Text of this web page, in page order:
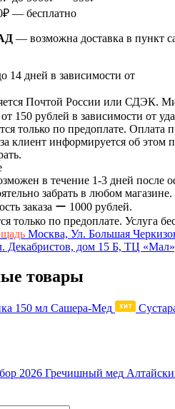
— бесплатно
— возможна доставка в пункт
14 дней в зависимости от
Почтой России или СДЭК.
150 рублей в зависимости от
только по предоплате. Оплата
клиент информируется об этом
в течение 1-3 дней после
забрать в любом
заказа ー 1000 рублей.
только по предоплате. Услуга
Москва, Ул. Большая
Декабристов, дом 15 Б, ТЦ
товары
2026 Гречишный мед